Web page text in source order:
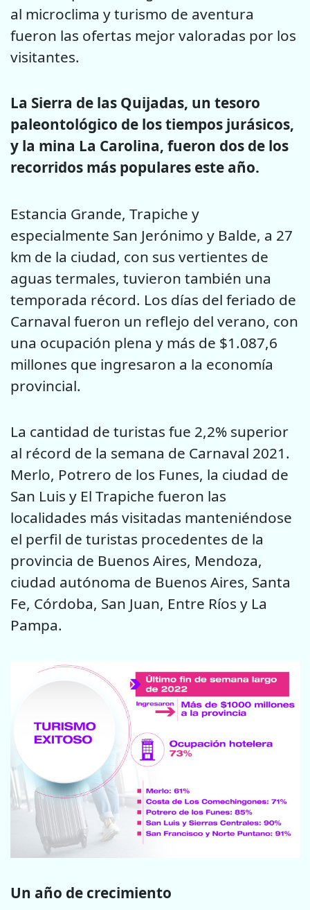
al microclima y turismo de aventura
fueron las ofertas mejor valoradas por los
visitantes.
La Sierra de las Quijadas, un tesoro
paleontológico de los tiempos jurásicos,
y la mina La Carolina, fueron dos de los
recorridos más populares este año.
Estancia Grande, Trapiche y
especialmente San Jerónimo y Balde, a 27
km de la ciudad, con sus vertientes de
aguas termales, tuvieron también una
temporada récord. Los días del feriado de
Carnaval fueron un reflejo del verano, con
una ocupación plena y más de $1.087,6
millones que ingresaron a la economía
provincial.
La cantidad de turistas fue 2,2% superior
al récord de la semana de Carnaval 2021.
Merlo, Potrero de los Funes, la ciudad de
San Luis y El Trapiche fueron las
localidades más visitadas manteniéndose
el perfil de turistas procedentes de la
provincia de Buenos Aires, Mendoza,
ciudad autónoma de Buenos Aires, Santa
Fe, Córdoba, San Juan, Entre Ríos y La
Pampa.
Un año de crecimiento